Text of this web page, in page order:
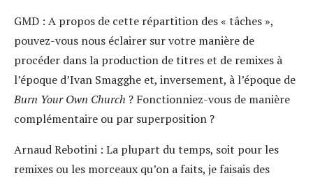
GMD : A propos de cette répartition des « tâches »,
pouvez-vous nous éclairer sur votre manière de
procéder dans la production de titres et de remixes à
l’époque d’Ivan Smagghe et, inversement, à l’époque de
Burn Your Own Church ? Fonctionniez-vous de manière
complémentaire ou par superposition ?
Arnaud Rebotini : La plupart du temps, soit pour les
remixes ou les morceaux qu’on a faits, je faisais des